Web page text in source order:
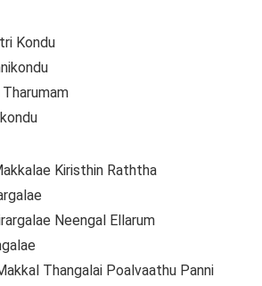
Kondu
Kiristhin Raththa
Neengal Ellarum
Thangalai Poalvaathu Panni